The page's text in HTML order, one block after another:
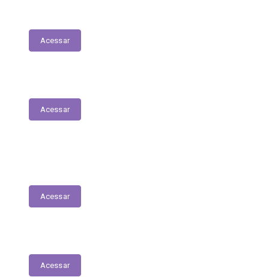
Acessar
Acessar
Acessar
Acessar